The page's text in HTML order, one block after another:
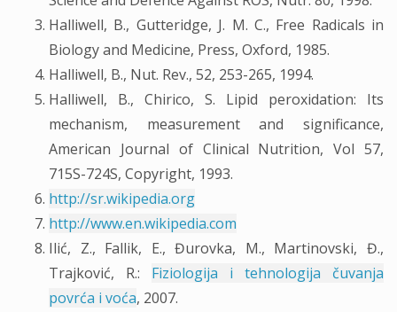
Halliwell, B., Gutteridge, J. M. C., Free Radicals in
Biology and Medicine, Press, Oxford, 1985.
Halliwell, B., Nut. Rev., 52, 253-265, 1994.
Halliwell, B., Chirico, S. Lipid peroxidation: Its
mechanism, measurement and significance,
American Journal of Clinical Nutrition, Vol 57,
715S-724S, Copyright, 1993.
http://sr.wikipedia.org
http://www.en.wikipedia.com
Ilić, Z., Fallik, E., Đurovka, M., Martinovski, Đ.,
Trajković, R.: Fiziologija i tehnologija čuvanja
povrća i voća, 2007.